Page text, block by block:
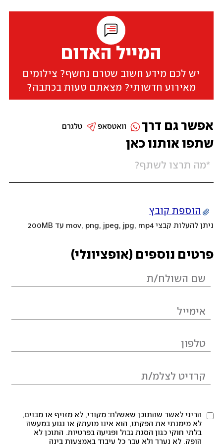
המייל האדום
יש לכם מידע חשוב שטרם נחשף? צילומים
מאירוע חדשותי? מצאתם טעות בכתבה?
שתפו אותנו כאן
הוספת קובץ
ניתן להעלות קבצי mov, png, jpeg, jpg, mp4 עד 200MB
פרטים נוספים (אופציונלי)
הריני לאשר שהתוכן שאשלח: מקורי, לא מזויף או מבוים,
לא מימנתי את הפקתו, הוא אינו מועתק או נגוע במעשה
בלתי חוקי כגון הסגת גבול ופגיעה בפרטיות. התוכן לא
הופק, לא נערך ולא עבר כל עיבוד באמצעות בינה
אפשר גם דרך טלגרם וואטסאפ